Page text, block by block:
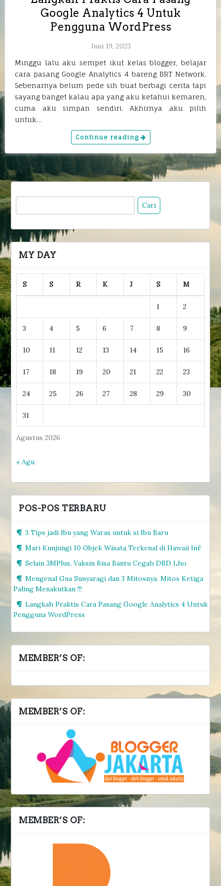
Google Analytics 4 Untuk
Pengguna WordPress
Juni 19, 2023
Minggu lalu aku sempet ikut kelas blogger, belajar
cara pasang Google Analytics 4 bareng BRT Network.
Sebenarnya belum pede sih buat berbagi cerita tapi
sayang banget kalau apa yang aku ketahui kemaren,
cuma aku simpan sendiri. Akhirnya aku pilih
untuk…
Continue reading
Cari
MY DAY
Agustus 2026
S S R K J S M
1 2
3 4 5 6 7 8 9
10 11 12 13 14 15 16
17 18 19 20 21 22 23
24 25 26 27 28 29 30
31
« Agu
POS-POS TERBARU
3 Tips jadi Ibu yang Waras untuk si Ibu Baru
Mari Kunjungi 10 Objek Wisata Terkenal di Hawaii Ini!
Selain 3MPlus, Vaksin Bisa Bantu Cegah DBD Lho
Mengenal Gua Sunyaragi dan 3 Mitosnya. Mitos Ketiga
Paling Menakutkan !!!
Langkah Praktis Cara Pasang Google Analytics 4 Untuk
Pengguna WordPress
MEMBER’S OF:
MEMBER’S OF:
MEMBER’S OF: